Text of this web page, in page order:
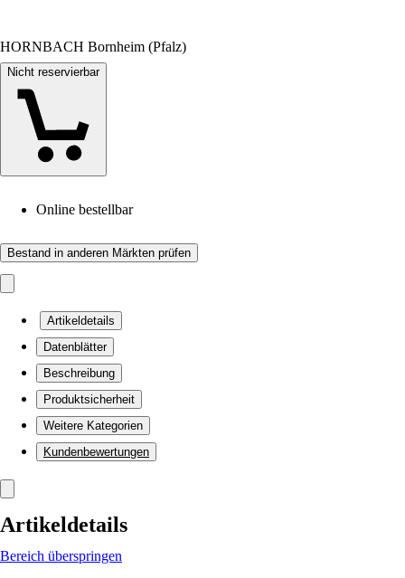
HORNBACH Bornheim (Pfalz)
Nicht reservierbar
Online bestellbar
Bestand in anderen Märkten prüfen
Artikeldetails
Datenblätter
Beschreibung
Produktsicherheit
Weitere Kategorien
Kundenbewertungen
Artikeldetails
Bereich überspringen